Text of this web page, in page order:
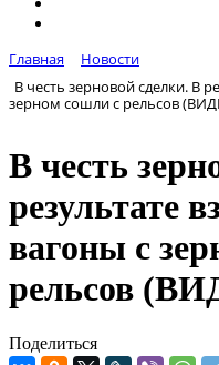
Главная
Новости
В честь зерновой сделки. В
зерном сошли с рельсов
В честь
результате
вагоны с
рельсов
Поделиться